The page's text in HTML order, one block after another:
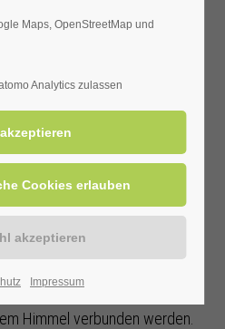
mit Fuß- und Armbecken, ist
Westernkottener Solewasser
Felder, mit
Materialien, zum gesunden
mit Original Bad
auch dazu.
liegen nah beieinander. So
Aktivitäten zu einem
Himmel verbunden werden.
Maps, OpenStreetMap und
Analytics zulassen
Impressum